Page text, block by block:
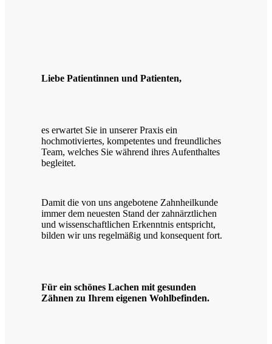
Liebe Patientinnen und Patienten,
es erwartet Sie in unserer Praxis ein
hochmotiviertes, kompetentes und freundliches
Team, welches Sie während ihres Aufenthaltes
begleitet.
Damit die von uns angebotene Zahnheilkunde
immer dem neuesten Stand der zahnärztlichen
und wissenschaftlichen Erkenntnis entspricht,
bilden wir uns regelmäßig und konsequent fort.
Für ein schönes Lachen mit gesunden
Zähnen zu Ihrem eigenen Wohlbefinden.